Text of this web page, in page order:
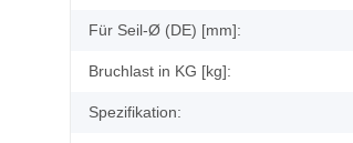
Für Seil-Ø (DE) [mm]:
Bruchlast in KG [kg]:
Spezifikation: